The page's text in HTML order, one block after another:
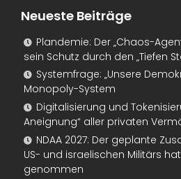
Neueste Beiträge
Plandemie: Der „Chaos-
sein Schutz durch den „Tiefen
Systemfrage: „Unsere
Monopoly-System
Digitalisierung und
Aneignung“ aller privaten
NDAA 2027: Der geplante
US- und israelischen Militärs
genommen